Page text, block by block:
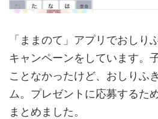
「ままのて」アプリでおしり
キャンペーンをしています。
ことなかったけど、おしりふ
ム。プレゼントに応募するた
まとめました。